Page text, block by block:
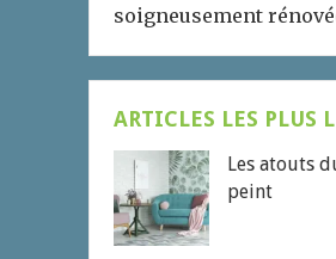
soigneusement
ARTICLES LES PLUS
Les atouts
peint